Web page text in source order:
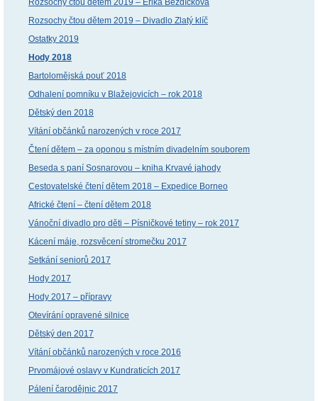
Rozsochy čtou dětem 2019 – Divadlo Zlatý klíč
Ostatky 2019
Hody 2018
Bartolomějská pouť 2018
Odhalení pomníku v Blažejovicích – rok 2018
Dětský den 2018
Vítání občánků narozených v roce 2017
Čtení dětem – za oponou s místním divadelním souborem
Beseda s paní Sosnarovou – kniha Krvavé jahody
Cestovatelské čtení dětem 2018 – Expedice Borneo
Africké čtení – čtení dětem 2018
Vánoční divadlo pro děti – Písničkové tetiny – rok 2017
Kácení máje, rozsvěcení stromečku 2017
Setkání seniorů 2017
Hody 2017
Hody 2017 – přípravy
Otevírání opravené silnice
Dětský den 2017
Vítání občánků narozených v roce 2016
Prvomájové oslavy v Kundraticích 2017
Pálení čarodějnic 2017